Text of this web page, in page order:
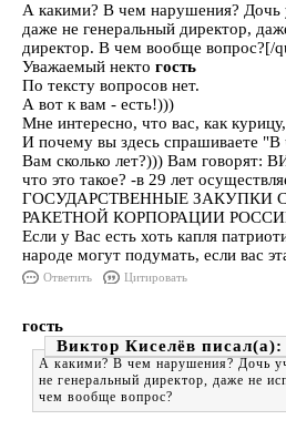
А какими? В чем нарушения? Дочь
даже не генеральный директор,
директор. В чем вообще вопрос?[/
Уважаемый некто гость
По тексту вопросов нет.
А вот к вам - есть!)))
Мне интересно, что вас, как
И почему вы здесь спрашиваете "В
Вам сколько лет?))) Вам
что это такое? -в 29 лет
ГОСУДАРСТВЕННЫЕ ЗАКУПКИ
РАКЕТНОЙ КОРПОРАЦИИ
Если у Вас есть хоть капля
народе могут подумать, если вас
Ответить Цитировать
гость
Виктор Киселёв
А какими? В чем нарушения? Дочь
не генеральный директор, даже не
чем вообще вопрос?